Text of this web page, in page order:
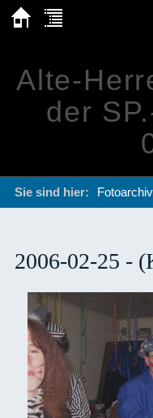
Alte-
der
Sie sind hier: Fotoarchiv
2006-02-25 -